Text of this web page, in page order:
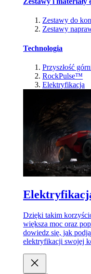
Zestawy do
Zestawy
Technologia
Przyszłość
RockPulse™
Elektryfikacja
Dzięki takim
większa moc oraz
dowiedz się, jak
elektryfikacji swojej